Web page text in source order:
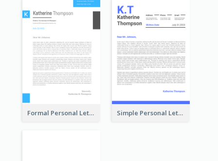
Formal Personal Letterhead Simple Personal Letterhead